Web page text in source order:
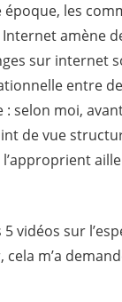
les
amène
sur internet
entre
: selon moi,
de vue
vidéos sur
m’a